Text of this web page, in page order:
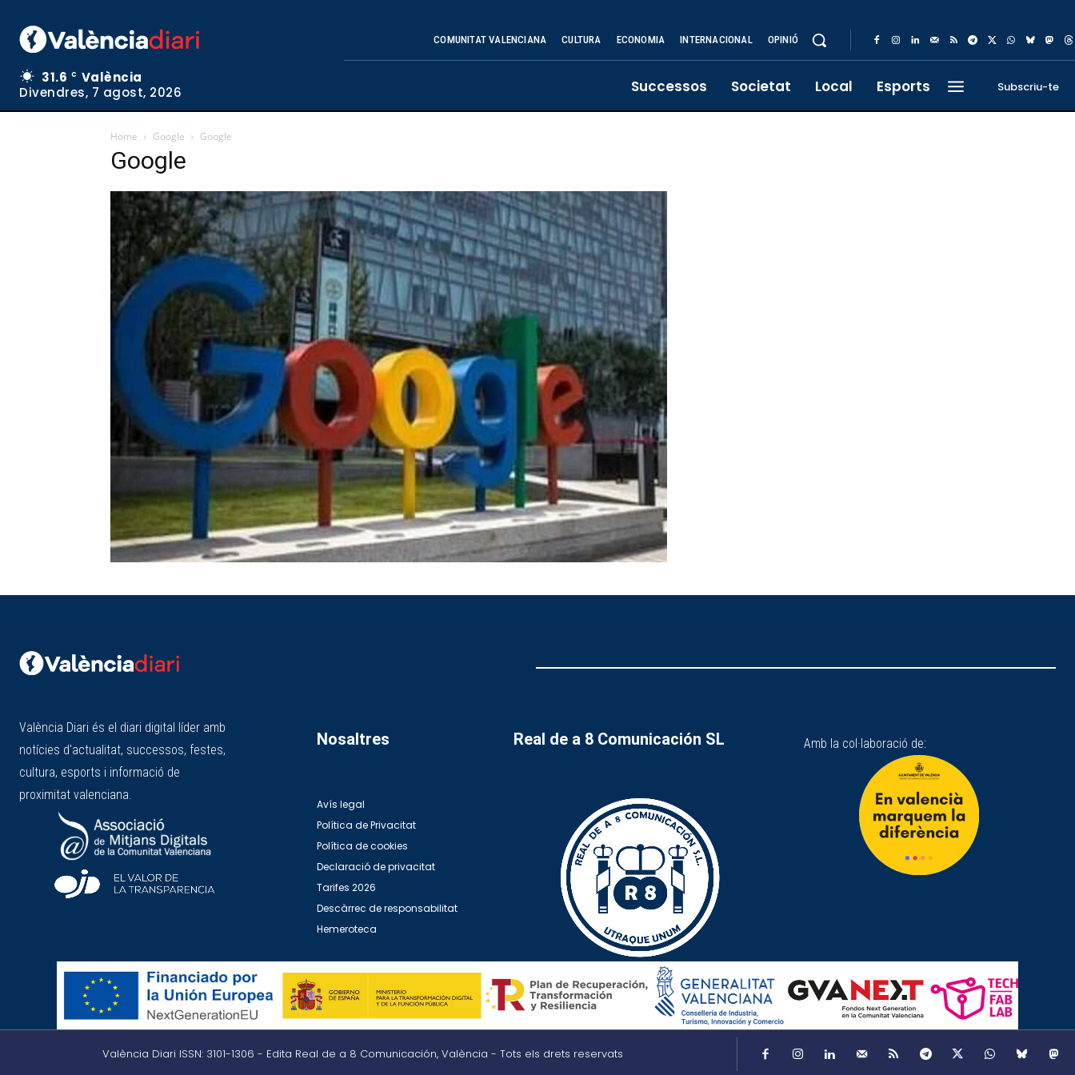
31.6 C
València
Divendres, 7 agost, 2026
COMUNITAT VALENCIANA CULTURA ECONOMIA INTERNACIONAL OPINIÓ
Successos Societat Local Esports Subscriu-te
Home Google Google
Google
València Diari és el diari digital líder amb
notícies d'actualitat, successos, festes,
cultura, esports i informació de
proximitat valenciana.
Nosaltres
Avís legal
Política de Privacitat
Política de cookies
Declaració de privacitat
Tarifes 2026
Descàrrec de responsabilitat
Hemeroteca
Real de a 8 Comunicación SL Amb la col·laboració de:
València Diari ISSN: 3101-1306 - Edita Real de a 8 Comunicación, València - Tots els drets reservats